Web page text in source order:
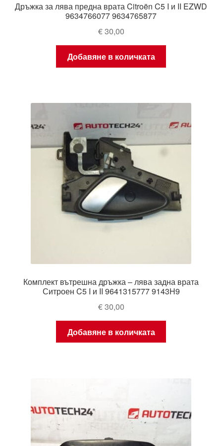
Дръжка за лява предна врата Citroën C5 I и II EZWD
9634766077 9634765877
€30,00
Добавяне в количката
Комплект вътрешна дръжка – лява задна врата
Ситроен C5 I и II 9641315777 9143H9
€30,00
Добавяне в количката